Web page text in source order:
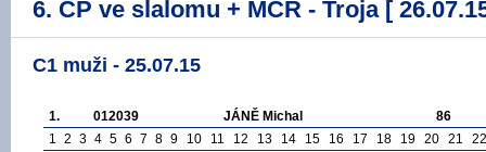
6. ČP ve slalomu + MČR - Troja [
C1 muži - 25.07.15
1. 012039 JÁNĚ Michal
86
1 2 3 4 5 6 7 8 9 10 11 12 13 14 15 16 17 18 19 20 21
22